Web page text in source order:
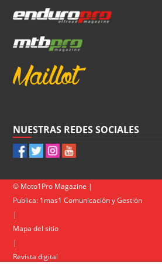
NUESTRAS REDES SOCIALES
© Moto1Pro Magazine |
Publica: 1mas1 Comunicación y Gestión
|
Mapa del sitio
|
Revista digital